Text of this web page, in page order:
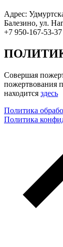
Адрес:
Балезино, ул.
+7 950-167-53-37
Совершая
пожертвования
находится здесь
Политика
Политика